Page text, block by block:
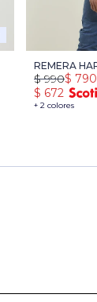
REMERA
+ 2 colores
$ 790
$ 990
$ 672